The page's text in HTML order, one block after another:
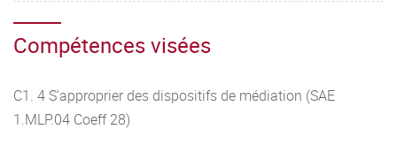
Compétences visées
C1. 4 S'approprier des dispositifs de médiation (SAE
1.MLP.04 Coeff 28)